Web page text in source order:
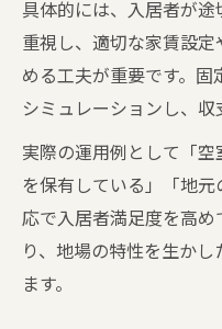
具体的には、入居者が
重視し、適切な家賃設
める工夫が重要です。
シミュレーションし、収
実際の運用例として「
を保有している」「地
応で入居者満足度を高
り、地場の特性を生か
ます。